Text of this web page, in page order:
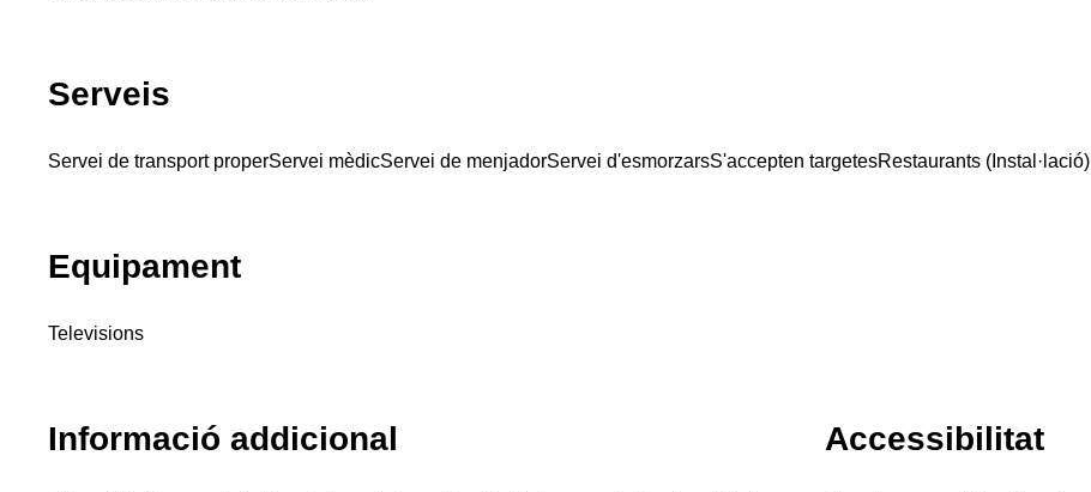
Serveis
Servei de transport properServei mèdicServei de menjadorServei d'esmorzarsS'accepten targetesRestaurants (Instal·lació)
Equipament
Televisions
Informació addicional Accessibilitat